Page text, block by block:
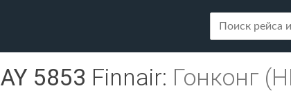
AY 5853 Finnair: Гонконг